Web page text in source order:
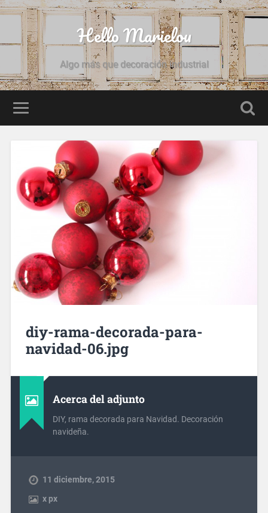
Hello Marielou
Algo más que decoración industrial
diy-rama-decorada-para-
navidad-06.jpg
Acerca del adjunto
DIY, rama decorada para Navidad. Decoración
navideña.
11 diciembre, 2015
xpx